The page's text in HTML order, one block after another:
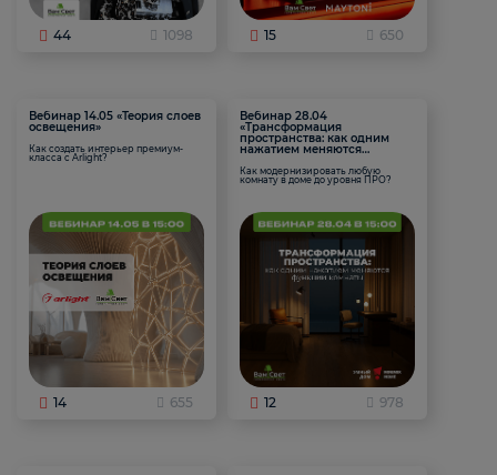
44 1098 15 650
Вебинар 14.05 «Теория слоев
освещения»
Как создать интерьер премиум-
класса с Arlight?
14 655
Вебинар 28.04
«Трансформация
пространства: как одним
нажатием меняются
Как модернизировать любую
комнату в доме до уровня ПРО?
12 978